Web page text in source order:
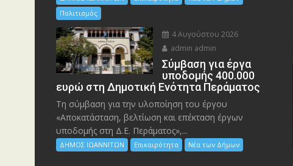
Πολιτισμός
4 Αυγούστου 2026
admin admin
Σύμβαση για έργα
υποδομής 400.000
ευρώ στη Δημοτική Ενότητα Περάματος
Τη σύμβαση για την υλοποίηση του έργου
«Αποκατάσταση, βελτίωση και επέκταση έργων
υποδομής στη Δ.Ε. Περάματος»,...
ΔΗΜΟΣ ΙΩΑΝΝΙΤΩΝ Επικαιρότητα Νέα των Δήμων